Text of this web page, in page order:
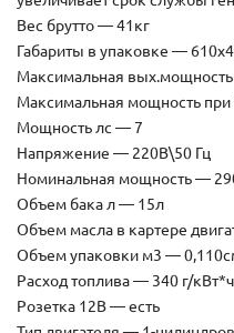
Вес брутто — 41кг
Габариты в упаковке —
Максимальная
Максимальная мощность
Мощность лс — 7
Напряжение — 220В\50 Гц
Номинальная мощность —
Объем бака л — 15л
Объем масла в картере
Объем упаковки м3 —
Расход топлива — 340 г/кВт*ч
Розетка 12В — есть